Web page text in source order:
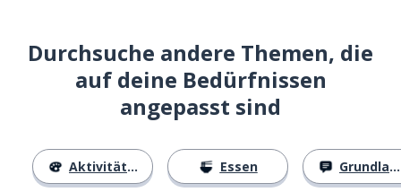
Durchsuche andere Themen, die
auf deine Bedürfnissen
angepasst sind
Aktivitäten Essen Grundlagen